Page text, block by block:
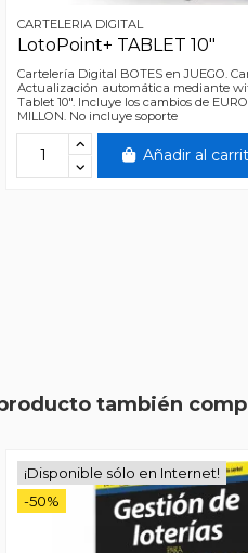
CARTELERIA DIGITAL
LotoPoint+ TABLET 10"
Cartelería Digital BOTES en JUEGO.
Actualización automática mediante
Tablet 10". Incluye los cambios de
MILLON. No incluye soporte
Añadir al
también
¡Disponible sólo en Internet!
-50%